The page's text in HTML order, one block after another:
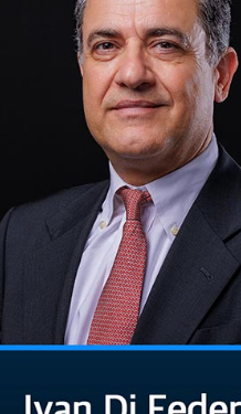
plantio em fileiras
para fabricantes